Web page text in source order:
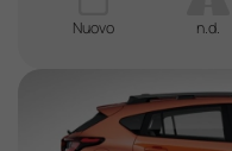
Nuovo n.d.